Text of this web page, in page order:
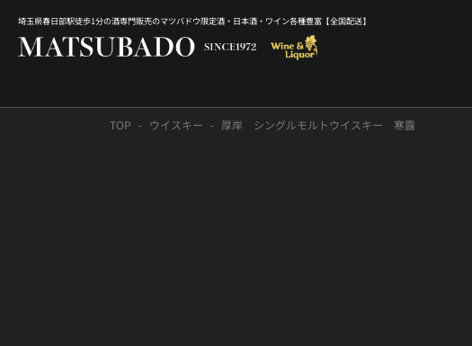
埼玉県春日部駅徒歩1分の酒専門販売のマツバドウ限定酒・日本酒・ワイン各種豊富【全国配送】
TOP ウイスキー 厚岸 シングルモルトウイスキー 寒露